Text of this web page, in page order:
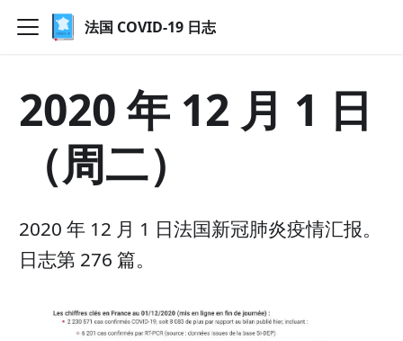
法国 COVID-19 日志
2020 年 12 月 1 日
（周二）
2020 年 12 月 1 日法国新冠肺炎疫情汇报。
日志第 276 篇。